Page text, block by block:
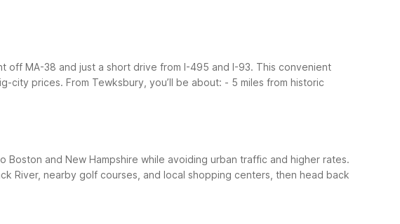
MA-38 and just a short drive from I-495 and I-93. This convenient
city prices. From Tewksbury, you’ll be about: - 5 miles from historic
Boston and New Hampshire while avoiding urban traffic and higher rates.
River, nearby golf courses, and local shopping centers, then head back